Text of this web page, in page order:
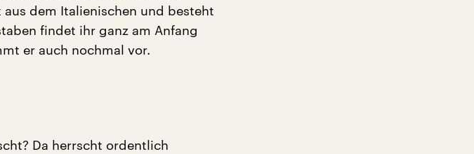
dem Italienischen und besteht
findet ihr ganz am Anfang
er auch nochmal vor.
Da herrscht ordentlich